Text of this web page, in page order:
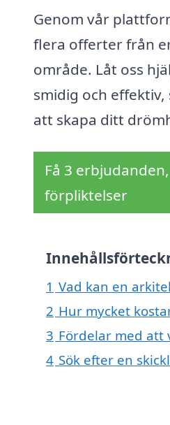
Genom vår
flera offerter från
område. Låt oss
smidig och
att skapa ditt
Få 3
förpliktelser
1 Vad kan en
2 Hur mycket
3 Fördelar med att
4 Sök efter en